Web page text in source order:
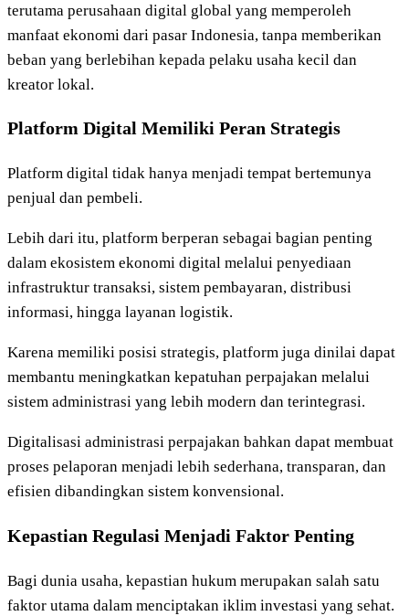
terutama perusahaan digital global yang memperoleh
manfaat ekonomi dari pasar Indonesia, tanpa memberikan
beban yang berlebihan kepada pelaku usaha kecil dan
kreator lokal.
Platform Digital Memiliki Peran Strategis
Platform digital tidak hanya menjadi tempat bertemunya
penjual dan pembeli.
Lebih dari itu, platform berperan sebagai bagian penting
dalam ekosistem ekonomi digital melalui penyediaan
infrastruktur transaksi, sistem pembayaran, distribusi
informasi, hingga layanan logistik.
Karena memiliki posisi strategis, platform juga dinilai dapat
membantu meningkatkan kepatuhan perpajakan melalui
sistem administrasi yang lebih modern dan terintegrasi.
Digitalisasi administrasi perpajakan bahkan dapat membuat
proses pelaporan menjadi lebih sederhana, transparan, dan
efisien dibandingkan sistem konvensional.
Kepastian Regulasi Menjadi Faktor Penting
Bagi dunia usaha, kepastian hukum merupakan salah satu
faktor utama dalam menciptakan iklim investasi yang sehat.